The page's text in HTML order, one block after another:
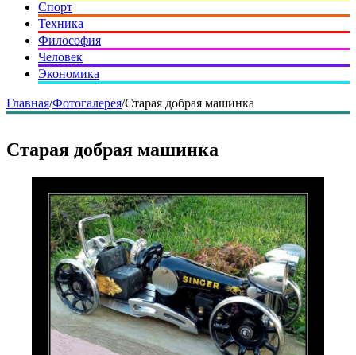
Спорт
Техника
Философия
Человек
Экономика
Главная/Фотогалерея/Старая добрая машинка
Старая добрая машинка